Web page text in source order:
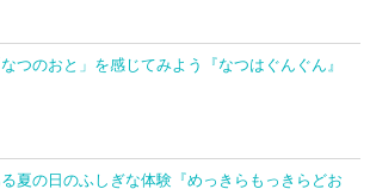
なつのおと」を感じてみよう『なつはぐんぐん』
夏の日のふしぎな体験『めっきらもっきらどお